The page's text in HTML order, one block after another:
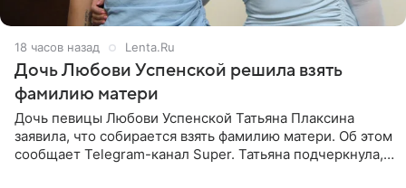
18 часов назад Lenta.Ru
Дочь Любови Успенской решила взять
фамилию матери
Дочь певицы Любови Успенской Татьяна Плаксина
заявила, что собирается взять фамилию матери. Об этом
сообщает Telegram-канал Super. Татьяна подчеркнула,